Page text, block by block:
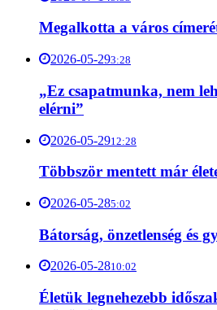
Megalkotta a város
2026-05-293:28
„Ez csapatmunka, nem
elérni”
2026-05-2912:28
Többször mentett már
2026-05-285:02
Bátorság, önzetlenség és
2026-05-2810:02
Életük legnehezebb